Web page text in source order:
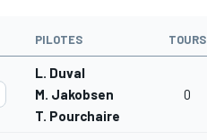
PILOTES TOURS
L. Duval
M. Jakobsen
T. Pourchaire
0